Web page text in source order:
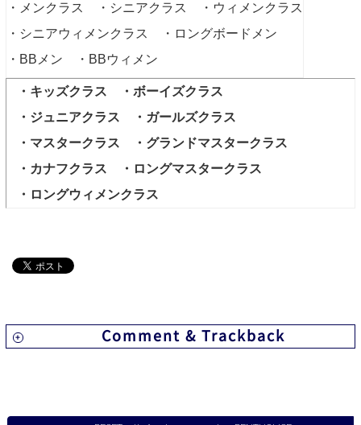
SCHOOL
INFORMATION
NEWS
ABOUT US
CONTACT
・メンクラス ・シニアクラス ・ウィメンクラス
・シニアウィメンクラス ・ロングボードメン
・BBメン ・BBウィメン
・キッズクラス ・ボーイズクラス
・ジュニアクラス ・ガールズクラス
・マスタークラス ・グランドマスタークラス
・カナフクラス ・ロングマスタークラス
・ロングウィメンクラス
Comment & Trackback